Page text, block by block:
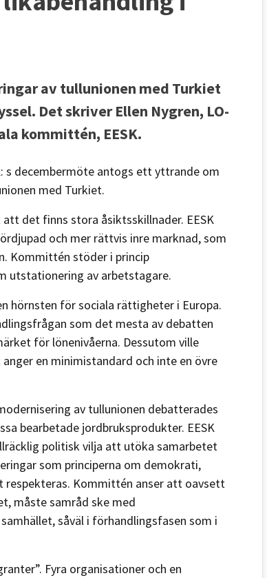
av tullunionen med Turkiet
Det skriver Ellen Nygren, LO-
kommittén, EESK.
s decembermöte antogs ett yttrande om
med Turkiet.
det finns stora åsiktsskillnader. EESK
och mer rättvis inre marknad, som
Kommittén stöder i princip
utstationering av arbetstagare.
hörnsten för sociala rättigheter i Europa.
som det mesta av debatten
för lönenivåerna. Dessutom ville
en minimistandard och inte en övre
av tullunionen debatterades
bearbetade jordbruksprodukter. EESK
politisk vilja att utöka samarbetet
som principerna om demokrati,
Kommittén anser att oavsett
måste samråd ske med
såväl i förhandlingsfasen som i
Fyra organisationer och en